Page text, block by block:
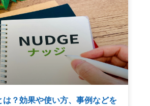
は？効果や使い方、事例などを